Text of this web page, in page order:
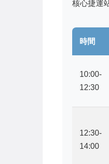
核心捷運
時間
10:00-
12:30
12:30-
14:00